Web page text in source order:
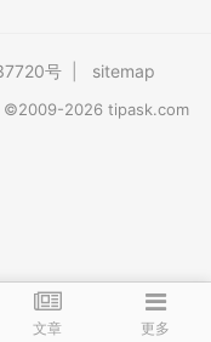
文章 更多
号 sitemap
©2009-2026 tipask.com